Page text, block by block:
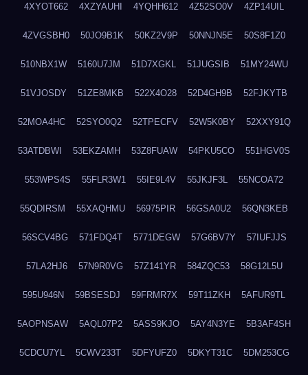
4XYOT662 4XZYAUHI 4YQHH612 4Z52SO0V 4ZP14UIL
4ZVGSBH0 50JO9B1K 50KZ2V9P 50NNJN5E 50S8F1Z0
510NBX1W 5160U7JM 51D7XGKL 51JUGSIB 51MY24WU
51VJOSDY 51ZE8MKB 522X4O28 52D4GH9B 52FJKYTB
52MOA4HC 52SYO0Q2 52TPECFV 52W5K0BY 52XXY91Q
53ATDBWI 53EKZAMH 53Z8FUAW 54PKU5CO 551HGV0S
553WPS4S 55FLR3W1 55IE9L4V 55JKJF3L 55NCOA72
55QDIRSM 55XAQHMU 56975PIR 56GSA0U2 56QN3KEB
56SCV4BG 571FDQ4T 5771DEGW 57G6BV7Y 57IUFJJS
57LA2HJ6 57N9R0VG 57Z141YR 584ZQC53 58G12L5U
595U946N 59BSESDJ 59FRMR7X 59T11ZKH 5AFUR9TL
5AOPNSAW 5AQL07P2 5ASS9KJO 5AY4N3YE 5B3AF4SH
5CDCU7YL 5CWV233T 5DFYUFZ0 5DKYT31C 5DM253CG